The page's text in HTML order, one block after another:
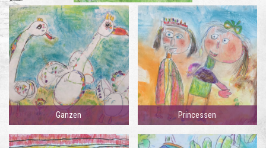
Ganzen Princessen